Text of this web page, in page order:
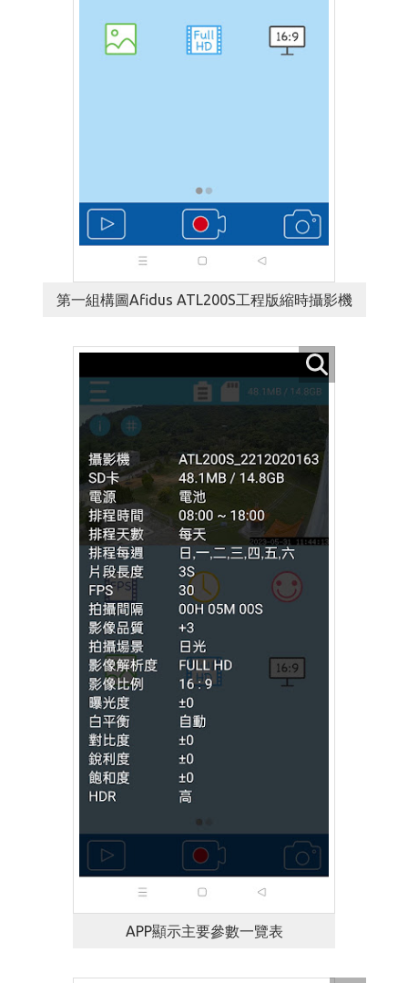
第一組構圖Afidus ATL200S工程版縮時攝影機
APP顯示主要參數一覽表